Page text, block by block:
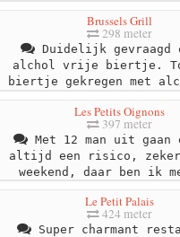
Brussels Grill
298 meter
Duidelijk gevraagd
alchol vrije biertje.
biertje gekregen met
Les Petits Oignons
397 meter
Met 12 man uit gaan
altijd een risico,
weekend, daar ben ik
Le Petit Palais
424 meter
Super charmant